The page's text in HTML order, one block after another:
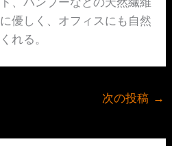
優しく、オフィスにも自然
れる。
次の投稿 →